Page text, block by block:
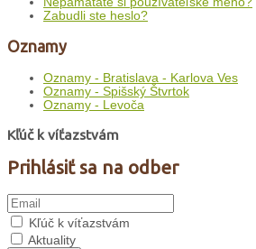
Zabudli ste heslo?
Oznamy
Oznamy - Bratislava - Karlova Ves
Oznamy - Spišský Štvrtok
Oznamy - Levoča
Kľúč k víťazstvám
Prihlásiť sa na odber
Kľúč k víťazstvám
Aktuality